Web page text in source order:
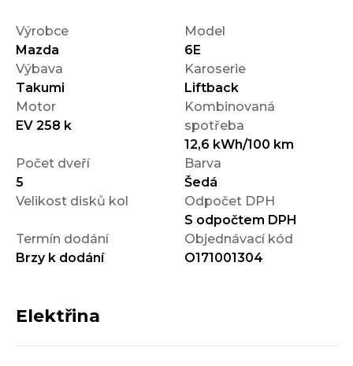
Výrobce
Mazda
Model
6E
Výbava
Takumi
Karoserie
Liftback
Motor
EV 258 k
Kombinovaná
spotřeba
12,6 kWh/100 km
Počet dveří
5
Barva
Šedá
Velikost disků kol
Odpočet DPH
S odpočtem DPH
Termín dodání
Brzy k dodání
Objednávací kód
O171001304
Elektřina